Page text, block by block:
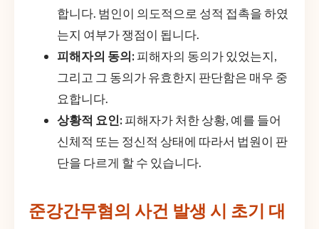
합니다. 범인이 의도적으로 성적 접촉을 하였
는지 여부가 쟁점이 됩니다.
피해자의 동의: 피해자의 동의가 있었는지,
그리고 그 동의가 유효한지 판단함은 매우 중
요합니다.
상황적 요인: 피해자가 처한 상황, 예를 들어
신체적 또는 정신적 상태에 따라서 법원이 판
단을 다르게 할 수 있습니다.
준강간무혐의 사건 발생 시 초기 대